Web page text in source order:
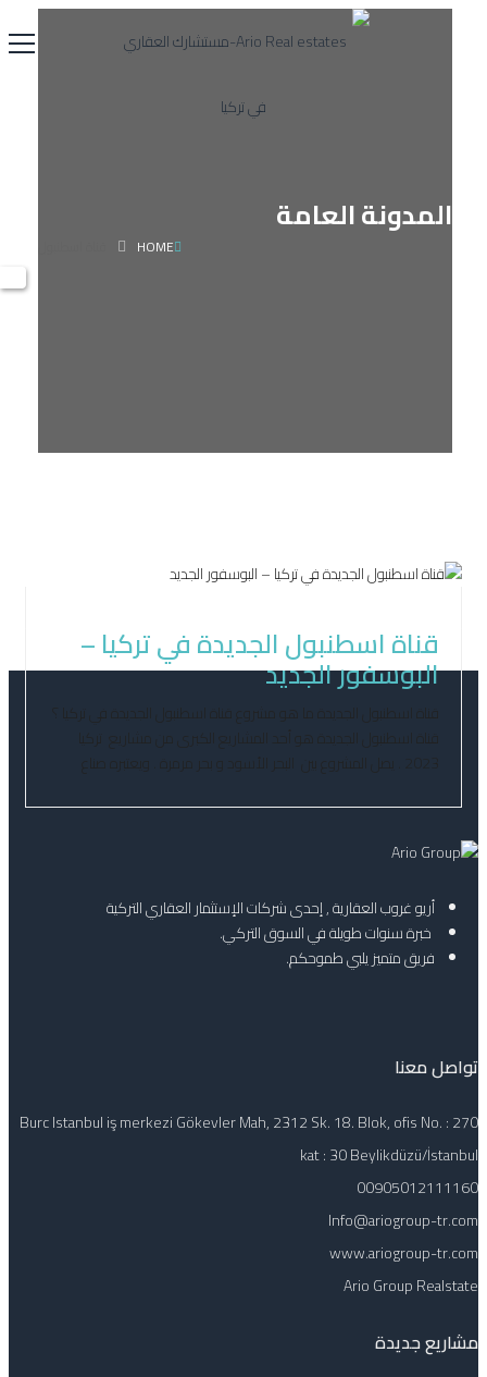
المدونة العامة
HOME
قناة اسطنبول الجديدة في تركيا –
البوسفور الجديد
قناة اسطنبول الجديدة ما هو مشروع قناة اسطنبول الجديدة في تركيا ؟
قناة اسطنبول الجديدة هو أحد المشاريع الكبرى من مشاريع تركيا
2023 . يصل المشروع بين البحر الأسود و بحر مرمرة . ويعتبره صناع
اسطنبول هو اسم المشروع التركي من الممر المائي على مستوى
أريو غروب العقارية , إحدى شركات الإستثمار العقاري التركية
خبرة سنوات طويلة في السوق التركي.
فريق متميز يلبي طموحكم.
تواصل معنا
Burc Istanbul iş merkezi Gökevler Mah, 2312 Sk. 18. Blok, ofis No. : 270
kat : 30 Beylikdüzü/İstanbul
00905012111160
Info@ariogroup-tr.com
www.ariogroup-tr.com
Ario Group Realstate
مشاريع جديدة